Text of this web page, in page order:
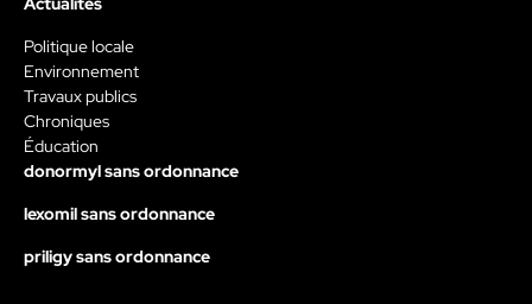
Politique locale
Environnement
Travaux publics
Chroniques
Éducation
donormyl sans ordonnance
lexomil sans ordonnance
priligy sans ordonnance